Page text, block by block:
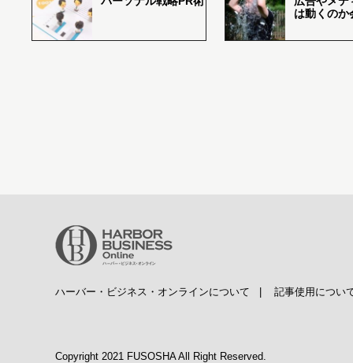
は動くのか
ハーバー・ビジネス・オンラインについて 記事使用につい
Copyright 2021 FUSOSHA All Right Reserved.